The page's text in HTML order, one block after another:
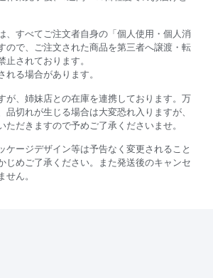
、すべてご注文者自身の「個人使用・個人消
ので、ご注文された商品を第三者へ譲渡・転
止されております。
れる場合があります。
が、姉妹店との在庫を連携しております。万
品切れが生じる場合は大変恐れ入りますが、
ただきますので予めご了承くださいませ。
ケージデザイン等は予告なく変更されること
じめご了承ください。また発送後のキャンセ
せん。